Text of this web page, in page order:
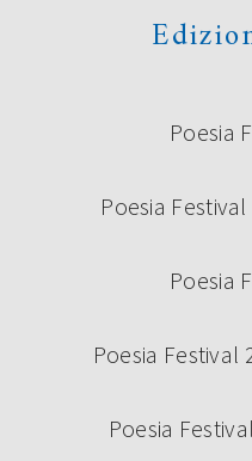
Poesia
Poesia
Poesia
Poesia Festival
Poesia